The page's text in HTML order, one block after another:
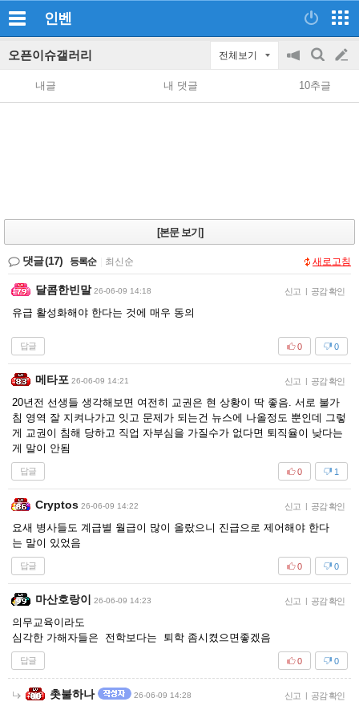
인벤
오픈이슈갤러리 전체보기
공
지
on/off
검
색
글
쓰
내글 내 댓글 10추글
[본문 보기]
댓글(17) 등록순 최신순 새로고침
달콤한빈말 26-06-09 14:18 신고 | 공감 확인
유급 활성화해야 한다는 것에 매우 동의
답글 0
0
메타포 26-06-09 14:21 신고 | 공감 확인
20년전 선생들 생각해보면 여전히 교권은 현 상황이 딱 좋음. 서로 불가
침 영역 잘 지켜나가고 잇고 문제가 되는건 뉴스에 나올정도 뿐인데 그렇
게 교권이 침해 당하고 직업 자부심을 가질수가 없다면 퇴직율이 낮다는
게 말이 안됨
답글 1
0
Cryptos 26-06-09 14:22 신고 | 공감 확인
요새 병사들도 계급별 월급이 많이 올랐으니 진급으로 제어해야 한다
는 말이 있었음
답글 0
0
마산호랑이 26-06-09 14:23 신고 | 공감 확인
의무교육이라도
심각한 가해자들은 전학보다는 퇴학 좀시켰으면좋겠음
답글 0
0
촛불하나 26-06-09 14:28 신고 | 공감 확인